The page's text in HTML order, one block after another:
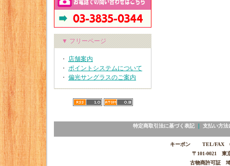
▼ フリーページ
・ 店舗案内
・ ポイントシステムについて
・ 偏光サングラスのご案内
特定商取引法に基づく表記｜ 支払い方法
キーポン TEL/FAX
〒101-0021 東
古物商許可証